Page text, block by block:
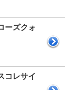
ーズクォ
コレサイ